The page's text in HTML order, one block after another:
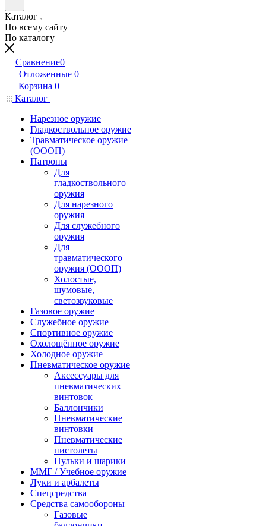
Каталог
По всему сайту
По каталогу
Сравнение0
Отложенные 0
Корзина 0
Каталог
Нарезное оружие
Гладкоствольное оружие
Травматическое оружие
(ОООП)
Патроны
Для
гладкоствольного
оружия
Для нарезного
оружия
Для служебного
оружия
Для
травматического
оружия (ОООП)
Холостые,
шумовые,
светозвуковые
Газовое оружие
Служебное оружие
Спортивное оружие
Охолощённое оружие
Холодное оружие
Пневматическое оружие
Аксессуары для
пневматических
винтовок
Баллончики
Пневматические
винтовки
Пневматические
пистолеты
Пульки и шарики
ММГ / Учебное оружие
Луки и арбалеты
Спецсредства
Средства самообороны
Газовые